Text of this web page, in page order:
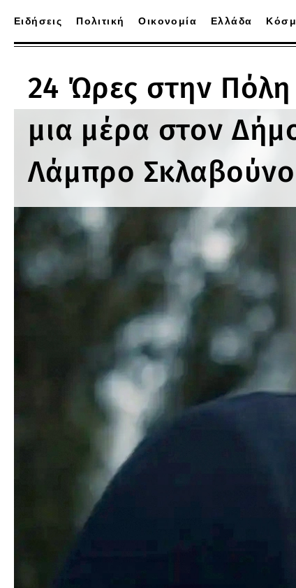
Ειδήσεις Πολιτική Οικονομία Ελλάδα
24 Ώρες στην
μια μέρα στον
Λάμπρο Σκλαβούνο